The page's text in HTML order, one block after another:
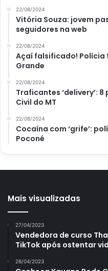
22/08/2024
Vitória Souza: jovem
seguidores na web
22/08/2024
Açaí falsificado! Polícia
Grande
22/08/2024
Traficantes ‘delivery’:
Civil do MT
22/08/2024
Cocaína com ‘grife’:
Poconé
Mais visualizadas
27/04/2023
Vendedora de curso
TikTok após ostentar
26/04/2023